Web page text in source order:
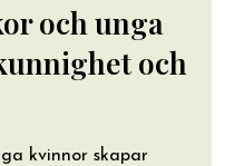
och unga
och
kvinnor skapar